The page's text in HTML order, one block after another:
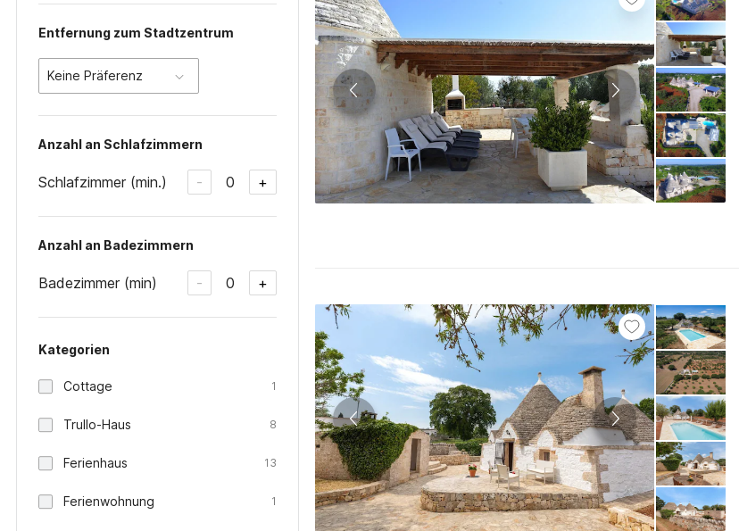
Entfernung zum Stadtzentrum
Keine Präferenz
Anzahl an Schlafzimmern
Schlafzimmer (min.) - 0 +
Anzahl an Badezimmern
Badezimmer (min) - 0 +
Kategorien
Cottage 1
Trullo-Haus 8
Ferienhaus 13
Ferienwohnung 1